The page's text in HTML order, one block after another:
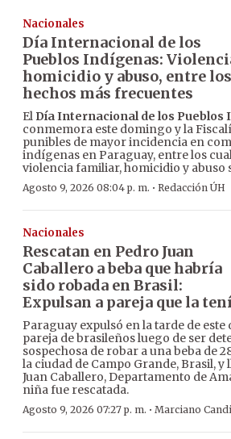
Nacionales
Día Internacional de los
Pueblos Indígenas:
homicidio y abuso, entre los
hechos más frecuentes
El Día Internacional de los Pueblos
conmemora este domingo y la
punibles de mayor incidencia en
indígenas en Paraguay, entre los
violencia familiar, homicidio y abuso
Agosto 9, 2026 08:04 p. m. · Redacción ÚH
Nacionales
Rescatan en Pedro Juan
Caballero a beba que habría
sido robada en Brasil:
Expulsan a pareja que la
Paraguay expulsó en la tarde de
pareja de brasileños luego de ser
sospechosa de robar a una beba de
la ciudad de Campo Grande, Brasil, y
Juan Caballero, Departamento de
niña fue rescatada.
Agosto 9, 2026 07:27 p. m. · Marciano